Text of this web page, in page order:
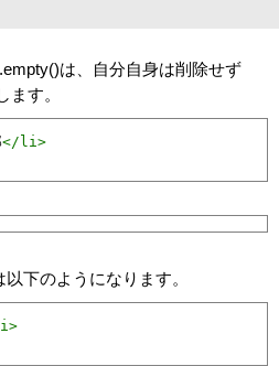
は、自分自身は削除せず
す。
</li>
下のようになります。